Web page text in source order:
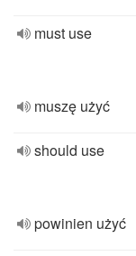
must use
muszę użyć
should use
powinien użyć